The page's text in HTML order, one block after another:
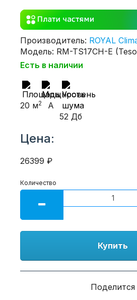
Производитель: ROYAL
Модель: RM-TS17CH-E
Есть в наличии
20 м2
A
52 Дб
Цена:
26399 ₽
Количество
Купить
Поделится